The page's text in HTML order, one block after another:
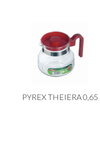
PYREX THEIERA 0,65